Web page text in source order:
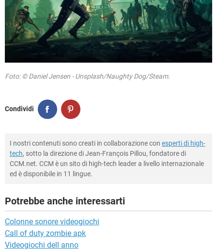
Foto: © Daniel Jensen - Unsplash/Naughty Dog/Steam.
Condividi
I nostri contenuti sono creati in collaborazione con esperti di high-
tech, sotto la direzione di Jean-François Pillou, fondatore di
CCM.net. CCM è un sito di high-tech leader a livello internazionale
ed è disponibile in 11 lingue.
Potrebbe anche interessarti
Colonne sonore videogiochi
Call of duty zombie apk
Videogiochi dell anno